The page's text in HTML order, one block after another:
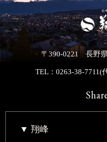
〒390-0221 長野
TEL：0263-38-7711(
翔峰